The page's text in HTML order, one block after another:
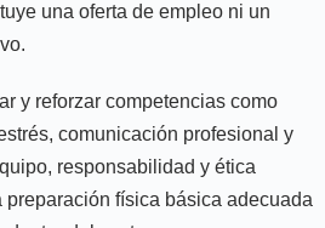
una oferta de empleo ni un
y reforzar competencias como
comunicación profesional y
responsabilidad y ética
preparación física básica adecuada